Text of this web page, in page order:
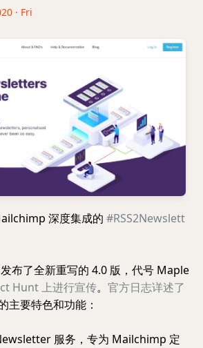
· Fri
深度集成的 #RSS2Newslett
布了全新重写的 4.0 版，代号 Maple
Hunt 上进行宣传。 官方日志详述了
主要特色和功能：
服务，专为 Mailchimp 定